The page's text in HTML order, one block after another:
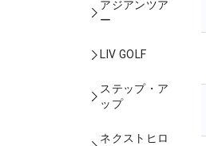
アジアンツア
ー
LIV GOLF
ステップ・ア
ップ
ネクストヒロ